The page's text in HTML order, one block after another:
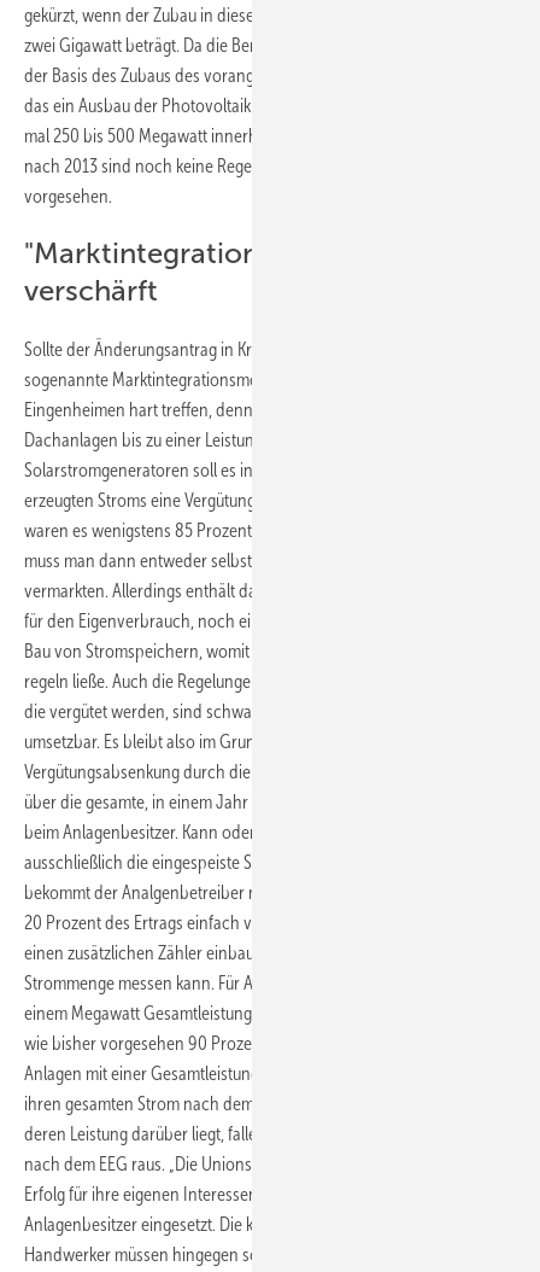
gekürzt, wenn der Zubau in diesem und im nächsten Jahr nur ein bis
zwei Gigawatt beträgt. Da die Berechnung der Einspeisevergütung auf
der Basis des Zubaus des vorangegangenen Quartals erfolgt, wäre
das ein Ausbau der Photovoltaikleistung in Deutschland von gerade
mal 250 bis 500 Megawatt innerhalb von drei Monaten. Für die Jahre
nach 2013 sind noch keine Regelungen für den atmenden Deckel
vorgesehen.
"Marktintegrationsmodell“ weiter
verschärft
Sollte der Änderungsantrag in Kraft treten, würde das neue
sogenannte Marktintegrationsmodell vor allem die Besitzer von
Eingenheimen hart treffen, denn die betreiben in der Regel kleine
Dachanlagen bis zu einer Leistung von 10 Kilowatt. Für solche
Solarstromgeneratoren soll es in Zukunft nur noch für 80 Prozent des
erzeugten Stroms eine Vergütung nach dem EEG geben – bisher
waren es wenigstens 85 Prozent. Das restliche Fünftel des Stroms
muss man dann entweder selbst verbrauchen oder selbst
vermarkten. Allerdings enthält das EEG weder praktikable Regelungen
für den Eigenverbrauch, noch einen gesicherten Marktanreiz für den
Bau von Stromspeichern, womit sich der Eigenverbrauch auch gut
regeln ließe. Auch die Regelungen für die Bemessung der 80 Prozent,
die vergütet werden, sind schwammig und kaum in der Praxis
umsetzbar. Es bleibt also im Grunde zunächst einmal eine weitere
Vergütungsabsenkung durch die Hintertür. Dabei liegt der Nachweis
über die gesamte, in einem Jahr erzeugte Strommenge auch noch
beim Anlagenbesitzer. Kann oder will er das nicht tun, so gilt
ausschließlich die eingespeiste Strommenge als Grundlage. Von der
bekommt der Analgenbetreiber nur vier Fünftel vergütet, würde also
20 Prozent des Ertrags einfach verschenken, wenn er sich nicht noch
einen zusätzlichen Zähler einbaut, der die insgesamt erzeugte
Strommenge messen kann. Für Anlagen zwischen zehn Kilowatt und
einem Megawatt Gesamtleistung beträgt die vergütete Strommenge
wie bisher vorgesehen 90 Prozent. Die Betreiber noch größerer
Anlagen mit einer Gesamtleistung bis zehn Megawatt bekommen
ihren gesamten Strom nach dem EEG vergütet. Alle Generatoren,
deren Leistung darüber liegt, fallen sowieso ganz aus der Förderung
nach dem EEG raus. „Die Unions-Ministerpräsidenten haben sich mit
Erfolg für ihre eigenen Interessen sowie für die der großen
Anlagenbesitzer eingesetzt. Die kleinen Anlagenbetreiber und
Handwerker müssen hingegen schauen, wo sie bleiben, ebenso wie